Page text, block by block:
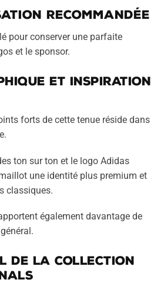
recommandée
pour conserver une parfaite
et le sponsor.
et inspiration
forts de cette tenue réside dans
ton sur ton et le logo Adidas
une identité plus premium et
classiques.
également davantage de
de la collection